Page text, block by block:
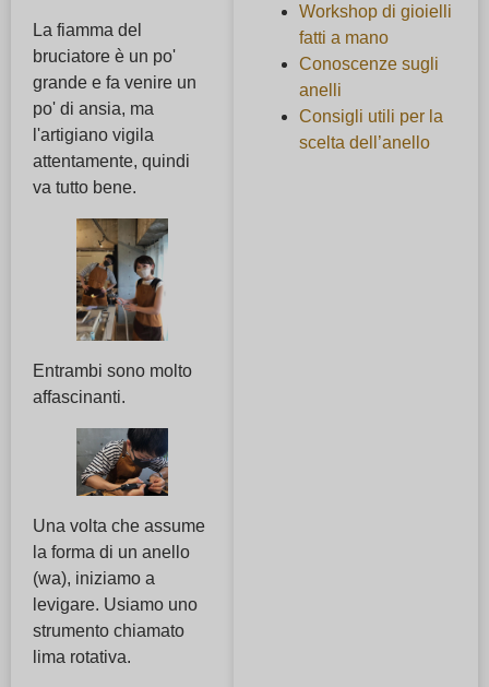
La fiamma del
bruciatore è un po'
grande e fa venire un
po' di ansia, ma
l'artigiano vigila
attentamente, quindi
va tutto bene.
Entrambi sono molto
affascinanti.
Una volta che assume
la forma di un anello
(wa), iniziamo a
levigare. Usiamo uno
strumento chiamato
lima rotativa.
Workshop di gioielli
fatti a mano
Conoscenze sugli
anelli
Consigli utili per la
scelta dell’anello